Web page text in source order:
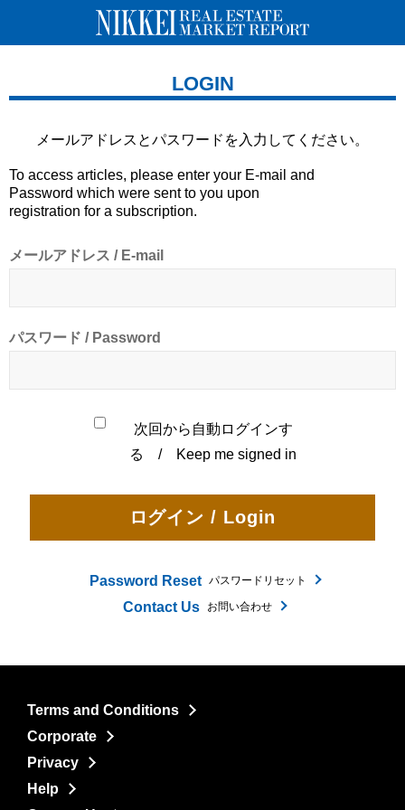
LOGIN
メールアドレスとパスワードを 入力してください。
To access articles, please enter your E-mail and
Password which were sent to you upon
registration for a subscription.
メールアドレス / E-mail
パスワード / Password
次回から自動ログインす
る / Keep me signed in
Password Reset パスワードリセット
Contact Us お問い合わせ
Terms and Conditions
Corporate
Privacy
Help